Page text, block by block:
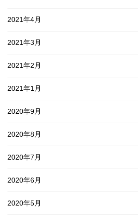
2021年4月
2021年3月
2021年2月
2021年1月
2020年9月
2020年8月
2020年7月
2020年6月
2020年5月